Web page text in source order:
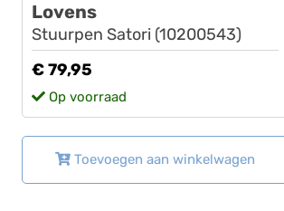
Lovens
Stuurpen Satori (10200543)
€ 79,95
Op voorraad
Toevoegen aan winkelwagen